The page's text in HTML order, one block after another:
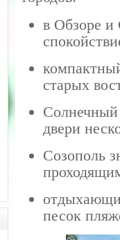
в Обзоре и
старых
Солнечный
двери
Созополь
песок